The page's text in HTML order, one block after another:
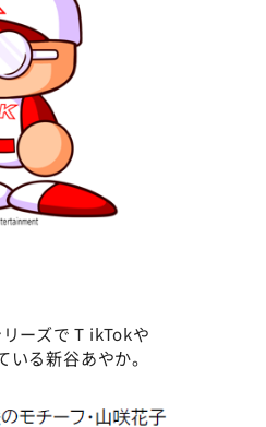
ーズで T ikTokや
る新谷あやか。